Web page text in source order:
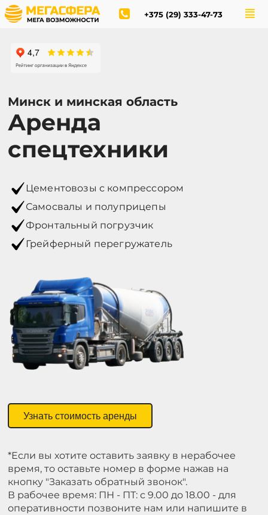
+375 (29) 333-47-73
Минск и минская область
Аренда
спецтехники
Цементовозы с компрессором
Самосвалы и полуприцепы
Фронтальный погрузчик
Грейферный перегружатель
Узнать стоимость аренды
*Если вы хотите оставить заявку в нерабочее
время, то оставьте номер в форме нажав на
кнопку "Заказать обратный звонок".
В рабочее время: ПН - ПТ: с 9.00 до 18.00 - для
оперативности позвоните нам или напишите в